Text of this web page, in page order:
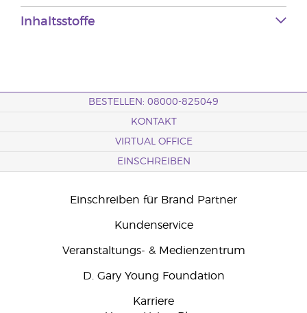
Inhaltsstoffe
BESTELLEN: 08000-825049
KONTAKT
VIRTUAL OFFICE
EINSCHREIBEN
Einschreiben für Brand Partner
Kundenservice
Veranstaltungs- & Medienzentrum
D. Gary Young Foundation
Karriere